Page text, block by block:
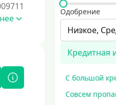
Одобрение
Низкое,
Кредитная
С большой
Совсем